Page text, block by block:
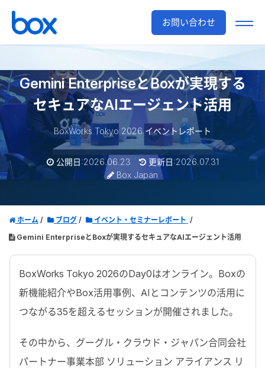
お問い合わせ
Gemini EnterpriseとBoxが実現する
セキュアなAIエージェント活用
BoxWorks Tokyo 2026 イベントレポート
公開日:2026.06.23
更新日:2026.07.31
Box Japan
ホーム ブログ
イベント・セミナーレポート
Gemini EnterpriseとBoxが実現するセキュアなAIエージェント活用
BoxWorks Tokyo 2026のDay0はオンライン。Boxの
新機能紹介やBox活用事例、 AI とコンテンツの活用に
つながる35を超えるセッションが開催されました。
その中から、 グーグル・クラウド・ジャパン合同会社
パートナー事業本部 ソリューション アライアンス リ